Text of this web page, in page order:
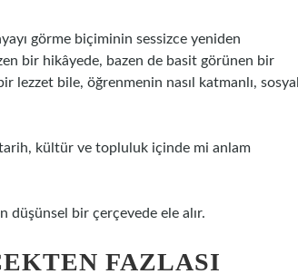
görme biçiminin sessizce yeniden
bir hikâyede, bazen de basit görünen bir
bile, öğrenmenin nasıl katmanlı, sosyal
kültür ve topluluk içinde mi anlam
düşünsel bir çerçevede ele alır.
FAZLASI